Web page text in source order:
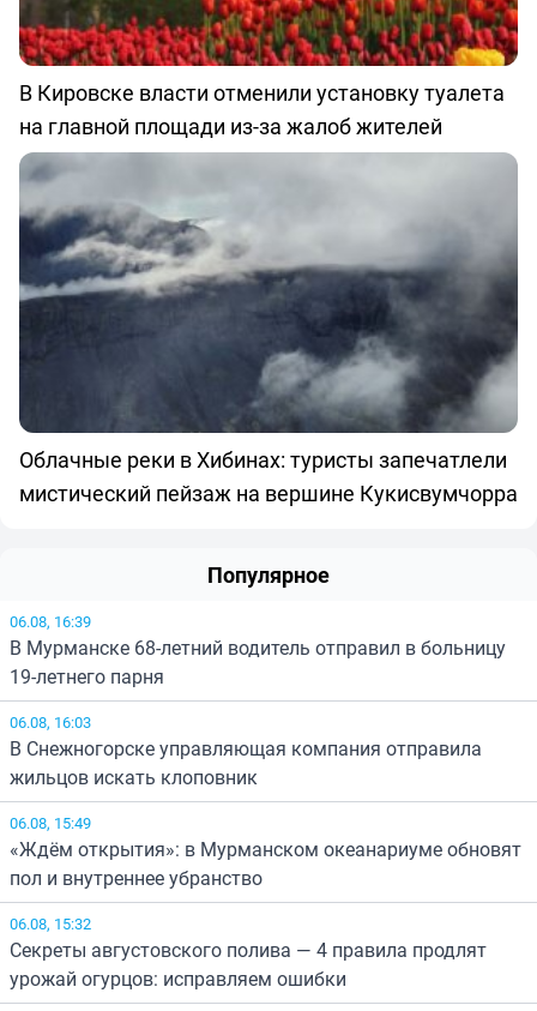
В Кировске власти отменили установку туалета
на главной площади из-за жалоб жителей
Облачные реки в Хибинах: туристы запечатлели
мистический пейзаж на вершине Кукисвумчорра
Популярное
06.08, 16:39
В Мурманске 68-летний водитель отправил в больницу
19-летнего парня
06.08, 16:03
В Снежногорске управляющая компания отправила
жильцов искать клоповник
06.08, 15:49
«Ждём открытия»: в Мурманском океанариуме обновят
пол и внутреннее убранство
06.08, 15:32
Секреты августовского полива — 4 правила продлят
урожай огурцов: исправляем ошибки